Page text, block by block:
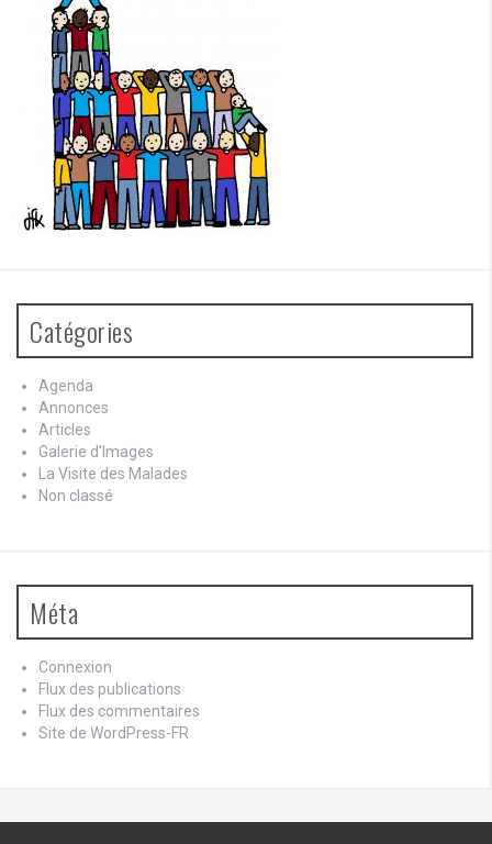
Catégories
Agenda
Annonces
Articles
Galerie d'Images
La Visite des Malades
Non classé
Méta
Connexion
Flux des publications
Flux des commentaires
Site de WordPress-FR